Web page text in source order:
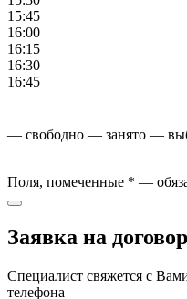
15:45
16:00
16:15
16:30
16:45
— свободно — занято —
Поля, помеченные * —
Заявка на
Специалист свяжется с
телефона